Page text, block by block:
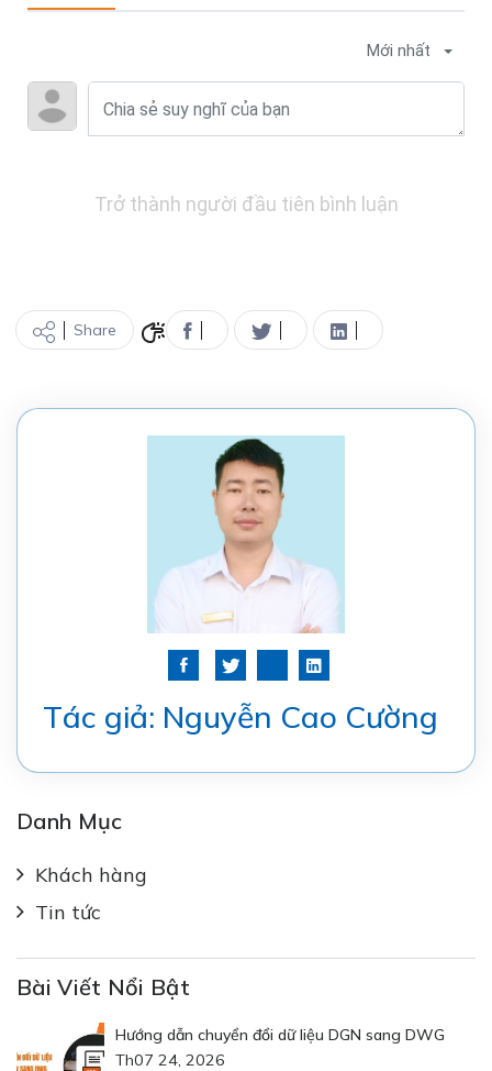
Mới nhất
Trở thành người đầu tiên bình luận
Share
Tác giả: Nguyễn Cao Cường
Danh Mục
Khách hàng
Tin tức
Bài Viết Nổi Bật
Hướng dẫn chuyển đổi dữ liệu DGN sang DWG
Th07 24, 2026